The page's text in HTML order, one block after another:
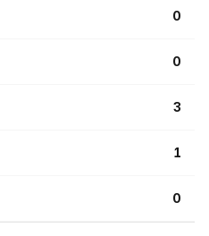
0
0
3
1
0